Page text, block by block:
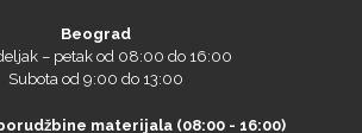
Beograd
– petak od 08:00 do 16:00
Subota od 9:00 do 13:00
materijala (08:00 - 16:00)